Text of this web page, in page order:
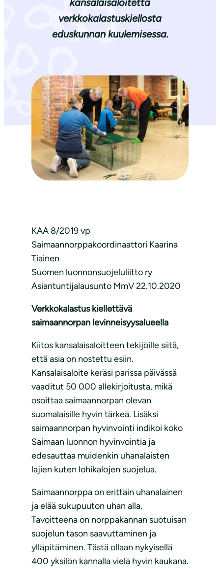
kansalaisaloitetta
verkkokalastuskiellosta
eduskunnan kuulemisessa.
KAA 8/2019 vp
Saimaannorppakoordinaattori Kaarina
Tiainen
Suomen luonnonsuojeluliitto ry
Asiantuntijalausunto MmV 22.10.2020
Verkkokalastus kiellettävä
saimaannorpan levinneisyysalueella
Kiitos kansalaisaloitteen tekijöille siitä,
että asia on nostettu esiin.
Kansalaisaloite keräsi parissa päivässä
vaaditut 50 000 allekirjoitusta, mikä
osoittaa saimaannorpan olevan
suomalaisille hyvin tärkeä. Lisäksi
saimaannorpan hyvinvointi indikoi koko
Saimaan luonnon hyvinvointia ja
edesauttaa muidenkin uhanalaisten
lajien kuten lohikalojen suojelua.
Saimaannorppa on erittäin uhanalainen
ja elää sukupuuton uhan alla.
Tavoitteena on norppakannan suotuisan
suojelun tason saavuttaminen ja
ylläpitäminen. Tästä ollaan nykyisellä
400 yksilön kannalla vielä hyvin kaukana.